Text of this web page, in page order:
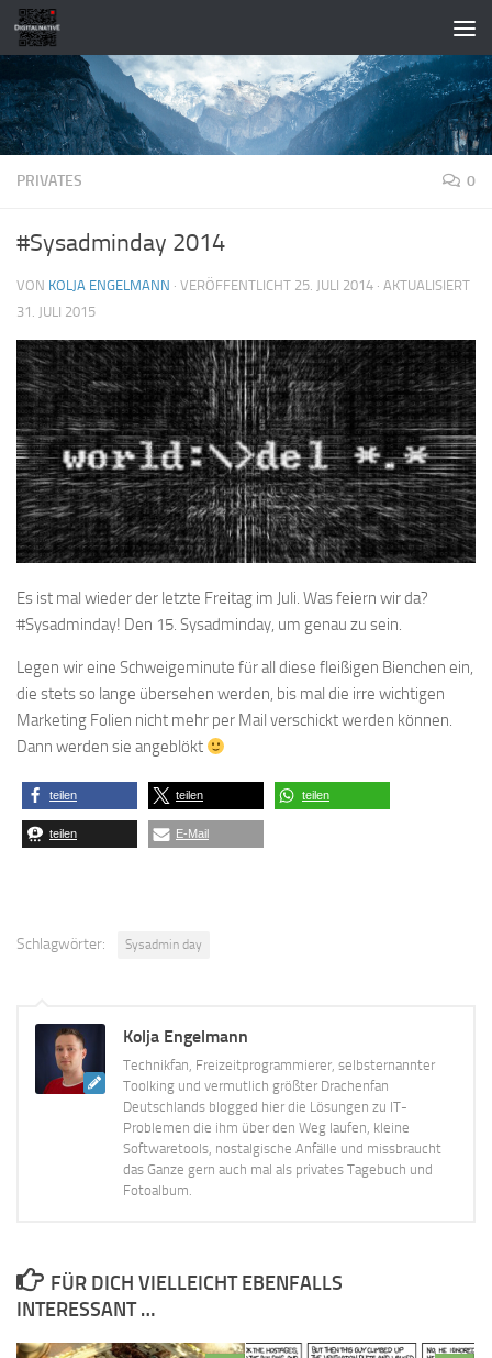
Zum Inhalt springen
PRIVATES 0
#Sysadminday 2014
VON KOLJA ENGELMANN · VERÖFFENTLICHT 25. JULI 2014 · AKTUALISIERT
31. JULI 2015
Es ist mal wieder der letzte Freitag im Juli. Was feiern wir da?
#Sysadminday! Den 15. Sysadminday, um genau zu sein.
Legen wir eine Schweigeminute für all diese fleißigen Bienchen ein,
die stets so lange übersehen werden, bis mal die irre wichtigen
Marketing Folien nicht mehr per Mail verschickt werden können.
Dann werden sie angeblökt
teilen teilen teilen
teilen E-Mail
Schlagwörter: Sysadmin day
Kolja Engelmann
Technikfan, Freizeitprogrammierer, selbsternannter
Toolking und vermutlich größter Drachenfan
Deutschlands blogged hier die Lösungen zu IT-
Problemen die ihm über den Weg laufen, kleine
Softwaretools, nostalgische Anfälle und missbraucht
das Ganze gern auch mal als privates Tagebuch und
Fotoalbum.
FÜR DICH VIELLEICHT EBENFALLS
INTERESSANT …